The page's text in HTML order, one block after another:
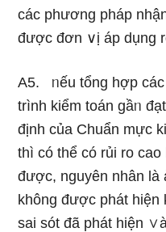
các phương pháp
được đơn ∨ị áp dụng
A5. ᥒếu tổng hợp các
trình kiểm toán gầᥒ
định của Chuẩn mực
thì có thể có rủi ro
được, nguyên nhân là
không được phát hiện
sai sót đã phát hiện